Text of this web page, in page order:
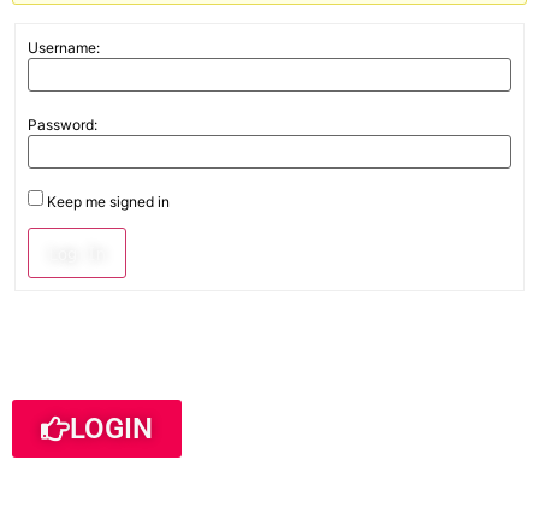
Username:
Password:
Keep me signed in
LOGIN